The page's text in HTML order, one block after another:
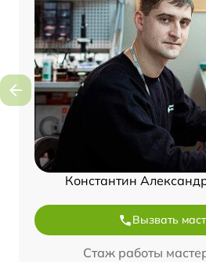
Константин
Вызвать
Стаж работы